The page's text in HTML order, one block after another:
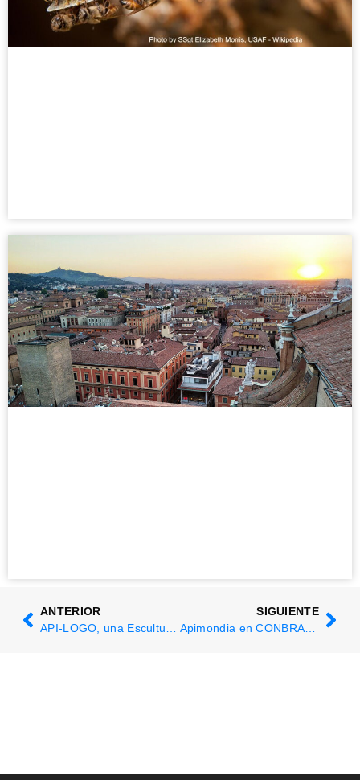
ANTERIOR
API-LOGO, una Escultura Viviente en Roma
SIGUIENTE
Apimondia en CONBRAPI 2026 en Brasil